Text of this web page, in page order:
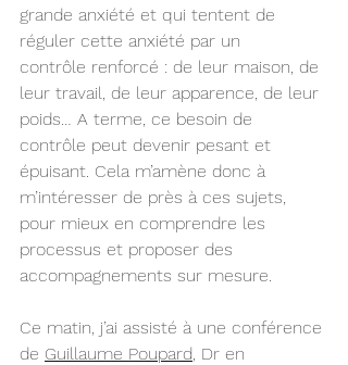
grande anxiété et qui tentent de
réguler cette anxiété par un
contrôle renforcé : de leur maison, de
leur travail, de leur apparence, de leur
poids… A terme, ce besoin de
contrôle peut devenir pesant et
épuisant. Cela m’amène donc à
m’intéresser de près à ces sujets,
pour mieux en comprendre les
processus et proposer des
accompagnements sur mesure.
Ce matin, j’ai assisté à une conférence
de Guillaume Poupard, Dr en